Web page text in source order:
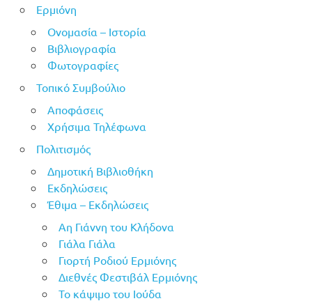
Ερμιόνη
Ονομασία – Ιστορία
Βιβλιογραφία
Φωτογραφίες
Τοπικό Συμβούλιο
Αποφάσεις
Χρήσιμα Τηλέφωνα
Πολιτισμός
Δημοτική Βιβλιοθήκη
Εκδηλώσεις
Έθιμα – Εκδηλώσεις
Αη Γιάννη του Κλήδονα
Γιάλα Γιάλα
Γιορτή Ροδιού Ερμιόνης
Διεθνές Φεστιβάλ Ερμιόνης
Το κάψιμο του Ιούδα